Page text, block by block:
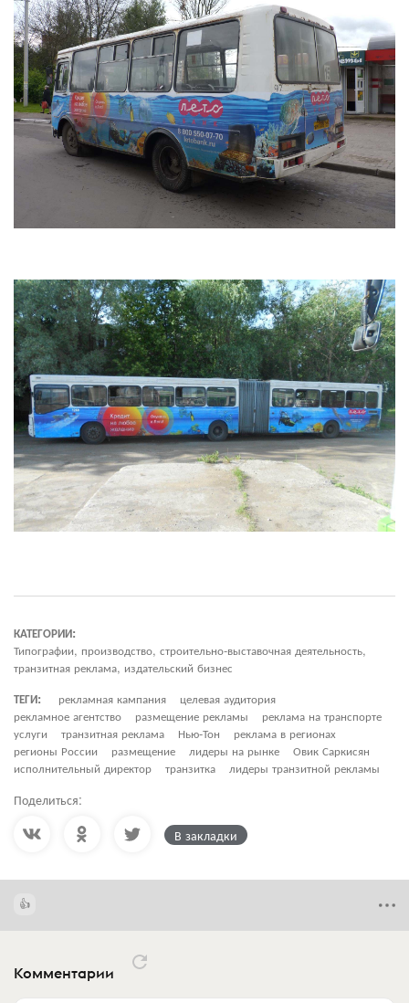
КАТЕГОРИИ:
Типографии, производство, строительно-выставочная деятельность,
транзитная реклама, издательский бизнес
ТЕГИ:
рекламная кампания
целевая аудитория
рекламное агентство
размещение рекламы
реклама на транспорте
услуги
транзитная реклама Нью-Тон
реклама в регионах
регионы России
размещение лидеры на рынке
Овик Саркисян
исполнительный директор
транзитка лидеры транзитной рекламы
Поделиться:
В закладки
Комментарии